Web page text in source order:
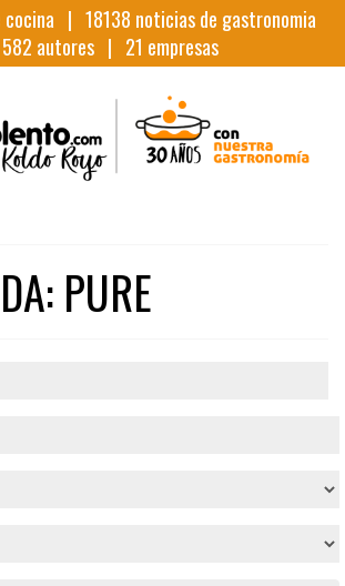
cocina | 18138 noticias de gastronomia
582 autores | 21 empresas
PURE